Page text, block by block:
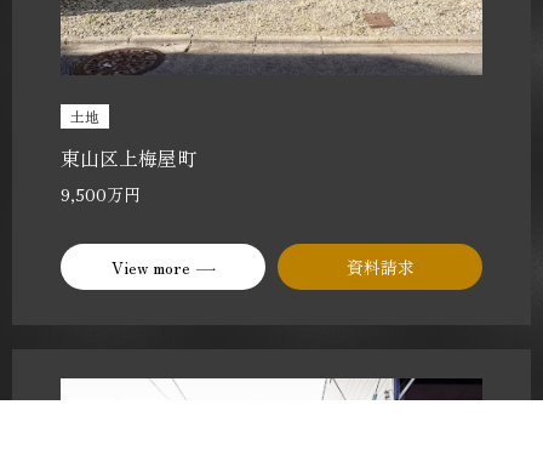
土地
東山区上梅屋町
9,500万円
View more 資料請求